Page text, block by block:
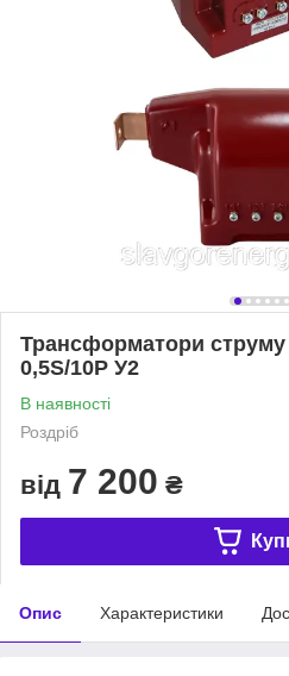
Трансформатори
0,5S/10P У2
В наявності
Роздріб
від 7 200 ₴
Опис Характеристики